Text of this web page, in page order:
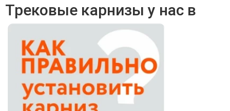
Трековые карнизы у нас в